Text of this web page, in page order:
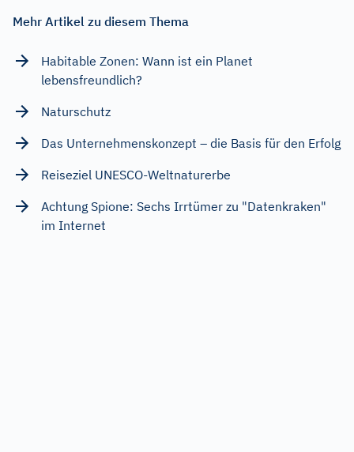
Mehr Artikel zu diesem Thema
Habitable Zonen: Wann ist ein Planet
lebensfreundlich?
Naturschutz
Das Unternehmenskonzept – die Basis für den Erfolg
Reiseziel UNESCO-Weltnaturerbe
Achtung Spione: Sechs Irrtümer zu "Datenkraken"
im Internet